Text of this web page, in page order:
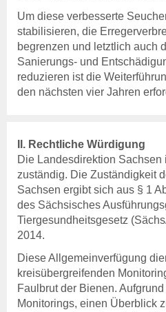
Um diese verbesserte
stabilisieren, die
begrenzen und letztlich auch
Sanierungs- und
reduzieren ist die
den nächsten vier Jahren
II. Rechtliche Würdigung
Die Landesdirektion Sachsen
zuständig. Die Zuständigkeit
Sachsen ergibt sich aus § 1
des Sächsisches
Tiergesundheitsgesetz
2014.
Diese Allgemeinverfügung
kreisübergreifenden
Faulbrut der Bienen.
Monitorings, einen Überblick